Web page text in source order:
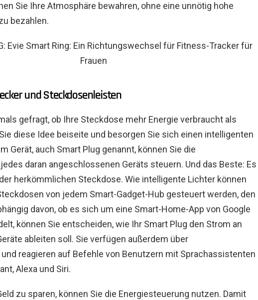
Sie Ihre Atmosphäre bewahren, ohne eine unnötig hohe
bezahlen.
Evie Smart Ring: Ein Richtungswechsel für Fitness-Tracker für
Frauen
und Steckdosenleisten
gefragt, ob Ihre Steckdose mehr Energie verbraucht als
diese Idee beiseite und besorgen Sie sich einen intelligenten
Gerät, auch Smart Plug genannt, können Sie die
daran angeschlossenen Geräts steuern. Und das Beste: Es
herkömmlichen Steckdose. Wie intelligente Lichter können
von jedem Smart-Gadget-Hub gesteuert werden, den
davon, ob es sich um eine Smart-Home-App von Google
können Sie entscheiden, wie Ihr Smart Plug den Strom an
ableiten soll. Sie verfügen außerdem über
reagieren auf Befehle von Benutzern mit Sprachassistenten
Alexa und Siri.
zu sparen, können Sie die Energiesteuerung nutzen. Damit